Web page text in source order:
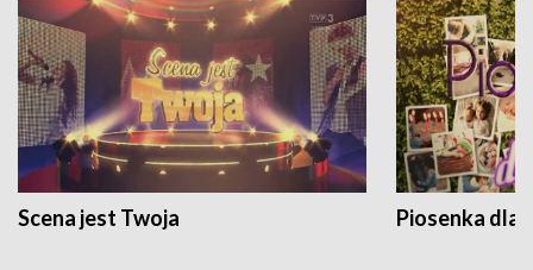
Scena jest Twoja Piosenka dla